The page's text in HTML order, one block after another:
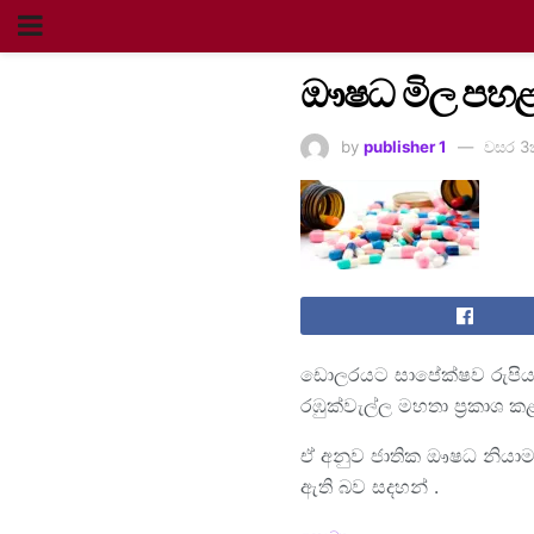
ඖෂධ මිල
by publisher 1 වසර
ඩොලරයට සාපේක්ෂව
රඹුක්වැල්ල මහතා ප්‍රකාශ
ඒ අනුව ජාතික ඖෂධ
ඇති බව සදහන් .